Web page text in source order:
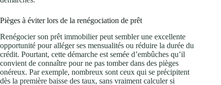
Pièges à éviter lors de la renégociation de prêt
Renégocier son prêt immobilier peut sembler une excellente
opportunité pour alléger ses mensualités ou réduire la durée du
crédit. Pourtant, cette démarche est semée d’embûches qu’il
convient de connaître pour ne pas tomber dans des pièges
onéreux. Par exemple, nombreux sont ceux qui se précipitent
dès la première baisse des taux, sans vraiment calculer si